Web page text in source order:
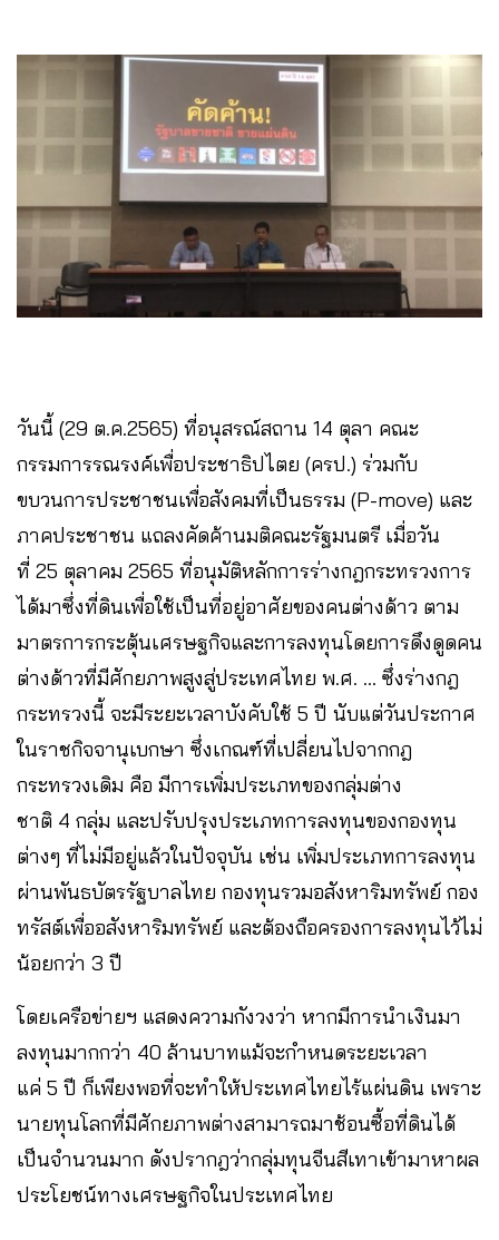
วันนี้ (29 ต.ค.2565) ที่อนุสรณ์สถาน 14 ตุลา คณะ
กรรมการรณรงค์เพื่อประชาธิปไตย (ครป.) ร่วมกับ
ขบวนการประชาชนเพื่อสังคมที่เป็นธรรม (P-move) และ
ภาคประชาชน แถลงคัดค้านมติคณะรัฐมนตรี เมื่อวัน
ที่ 25 ตุลาคม 2565 ที่อนุมัติหลักการร่างกฎกระทรวงการ
ได้มาซึ่งที่ดินเพื่อใช้เป็นที่อยู่อาศัยของคนต่างด้าว ตาม
มาตรการกระตุ้นเศรษฐกิจและการลงทุนโดยการดึงดูดคน
ต่างด้าวที่มีศักยภาพสูงสู่ประเทศไทย พ.ศ. … ซึ่งร่างกฎ
กระทรวงนี้ จะมีระยะเวลาบังคับใช้ 5 ปี นับแต่วันประกาศ
ในราชกิจจานุเบกษา ซึ่งเกณฑ์ที่เปลี่ยนไปจากกฎ
กระทรวงเดิม คือ มีการเพิ่มประเภทของกลุ่มต่าง
ชาติ 4 กลุ่ม และปรับปรุงประเภทการลงทุนของกองทุน
ต่างๆ ที่ไม่มีอยู่แล้วในปัจจุบัน เช่น เพิ่มประเภทการลงทุน
ผ่านพันธบัตรรัฐบาลไทย กองทุนรวมอสังหาริมทรัพย์ กอง
ทรัสต์เพื่ออสังหาริมทรัพย์ และต้องถือครองการลงทุนไว้ไม่
น้อยกว่า 3 ปี
โดยเครือข่ายฯ แสดงความกังวงว่า หากมีการนำเงินมา
ลงทุนมากกว่า 40 ล้านบาทแม้จะกำหนดระยะเวลา
แค่ 5 ปี ก็เพียงพอที่จะทำให้ประเทศไทยไร้แผ่นดิน เพราะ
นายทุนโลกที่มีศักยภาพต่างสามารถมาช้อนซื้อที่ดินได้
เป็นจำนวนมาก ดังปรากฎว่ากลุ่มทุนจีนสีเทาเข้ามาหาผล
ประโยชน์ทางเศรษฐกิจในประเทศไทย